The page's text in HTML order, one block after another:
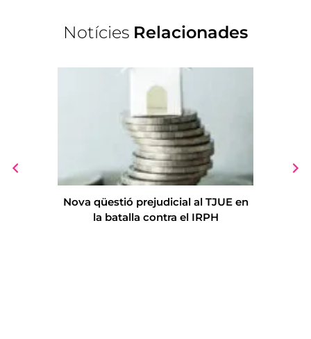
Notícies Relacionades
Nova qüestió prejudicial al TJUE en
la batalla contra el IRPH